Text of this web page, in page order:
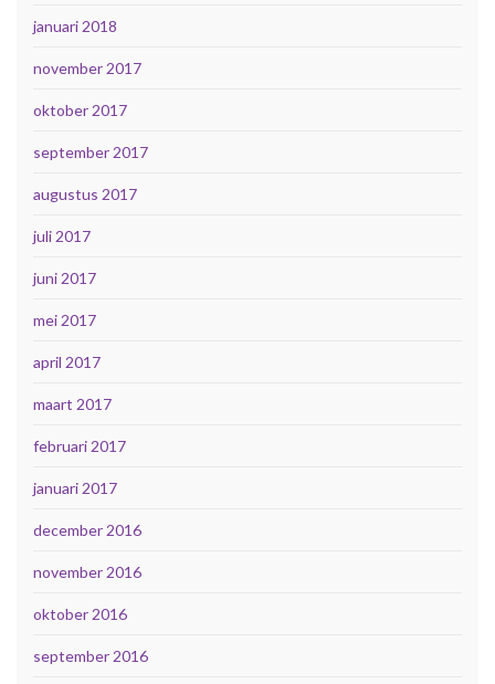
januari 2018
november 2017
oktober 2017
september 2017
augustus 2017
juli 2017
juni 2017
mei 2017
april 2017
maart 2017
februari 2017
januari 2017
december 2016
november 2016
oktober 2016
september 2016